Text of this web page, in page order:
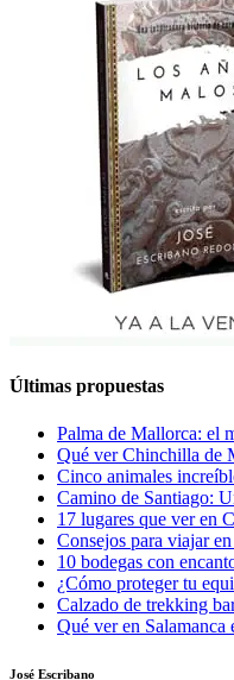
Últimas propuestas
Palma de Mallorca: el
Qué ver Chinchilla de
Cinco animales
Camino de Santiago:
17 lugares que ver en
Consejos para viajar
10 bodegas con
¿Cómo proteger tu
Calzado de trekking
Qué ver en Salamanca
José Escribano